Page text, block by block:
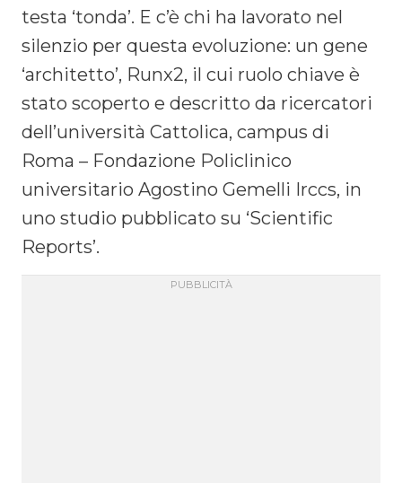
testa ‘tonda’. E c’è chi ha lavorato nel
silenzio per questa evoluzione: un gene
‘architetto’, Runx2, il cui ruolo chiave è
stato scoperto e descritto da ricercatori
dell’università Cattolica, campus di
Roma – Fondazione Policlinico
universitario Agostino Gemelli Irccs, in
uno studio pubblicato su ‘Scientific
Reports’.